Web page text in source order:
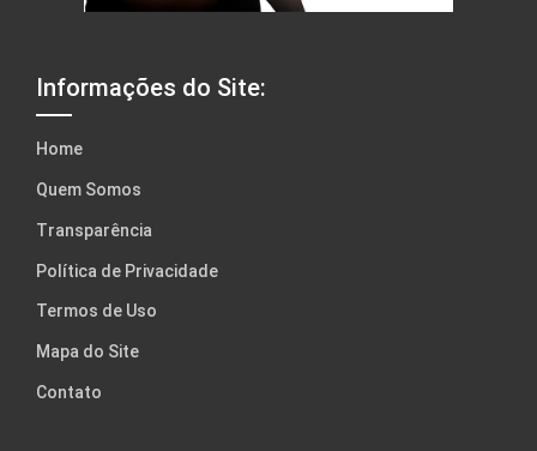
Informações do Site:
Home
Quem Somos
Transparência
Política de Privacidade
Termos de Uso
Mapa do Site
Contato